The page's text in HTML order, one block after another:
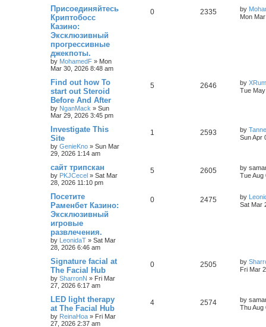
Присоединяйтесь
Криптобосс
Казино:
Эксклюзивный
прогрессивные
джекпоты.
by MohamedF » Mon
Mar 30, 2026 8:48 am
0 2335 by
Mon
Find out how To
start out Steroid
Before And After
by NganMack » Sun
Mar 29, 2026 3:45 pm
5 2646 by
Tue
Investigate This
Site
by GenieKno » Sun Mar
29, 2026 1:14 am
1 2593 by
Sun Apr
сайт трипскан
by PKJCecel » Sat Mar
28, 2026 11:10 pm
5 2605 by
Tue Aug
Посетите
Раменбет Казино:
Эксклюзивный
игровые
развлечения.
by LeonidaT » Sat Mar
28, 2026 6:46 am
0 2475 by
Sat Mar
Signature facial at
The Facial Hub
by SharronN » Fri Mar
27, 2026 6:17 am
0 2505 by
Fri Mar
LED light therapy
at The Facial Hub
by ReinaHoa » Fri Mar
27, 2026 2:37 am
4 2574 by
Thu Aug